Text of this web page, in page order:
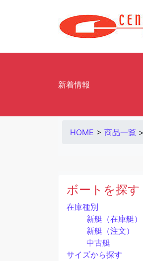
新着情報
HOME > 商品一覧 >
ボートを探す
在庫種別
新艇（在庫艇）
新艇（注文）
中古艇
サイズから探す